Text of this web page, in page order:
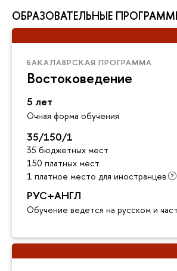
ОБРАЗОВАТЕЛЬНЫЕ
БАКАЛАВРСКАЯ ПРОГРАММА
Востоковедение
5 лет
Очная форма обучения
35/150/1
35 бюджетных мест
150 платных мест
1 платное место для иностранцев
РУС+АНГЛ
Обучение ведется на русском и